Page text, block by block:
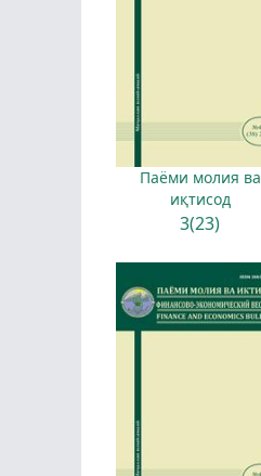
Паёми молия ва
иқтисод
3(23)